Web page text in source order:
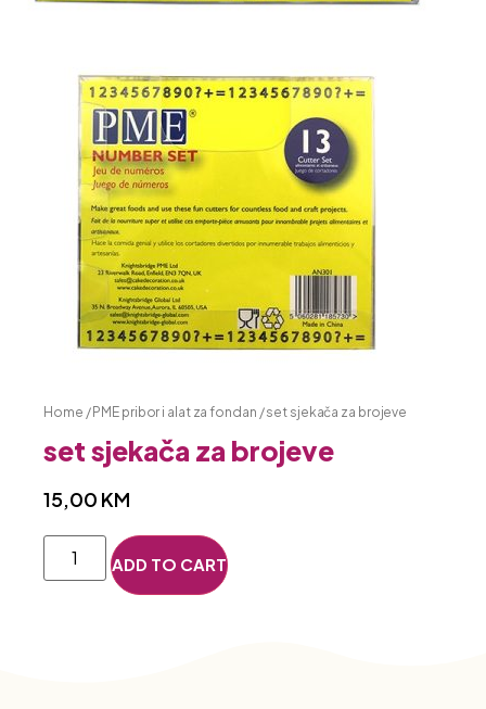
Home /PME pribor i alat za fondan / set sjekača za brojeve
set sjekača za brojeve
15,00 KM
ADD TO CART